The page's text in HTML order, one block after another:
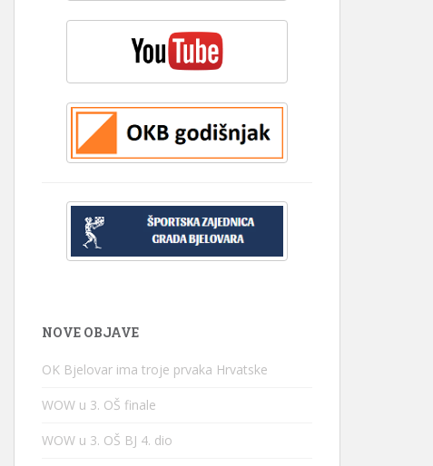
NOVE OBJAVE
OK Bjelovar ima troje prvaka Hrvatske
WOW u 3. OŠ finale
WOW u 3. OŠ BJ 4. dio